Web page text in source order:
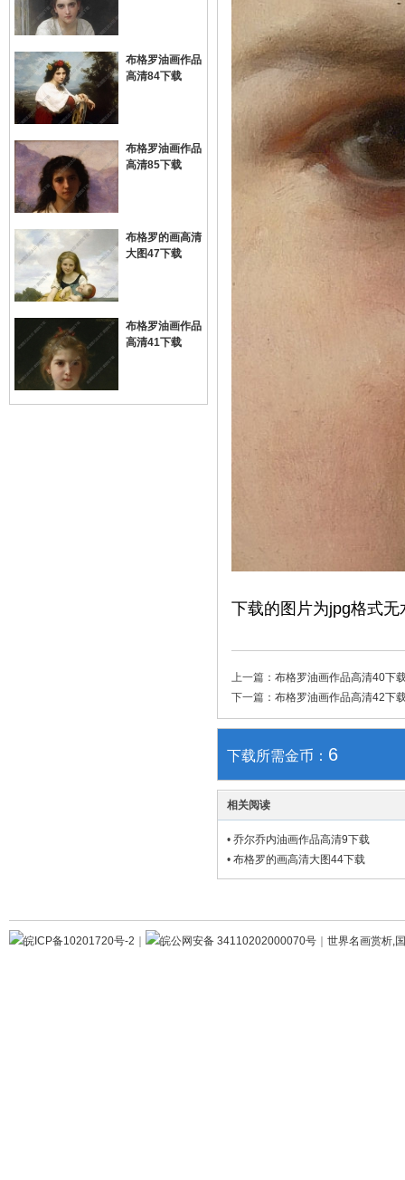
下载的图片为jpg格式
上一篇： 布格罗油画作品高清40下
下一篇： 布格罗油画作品高清42下
下载所需金币： 6
相关阅读
• 乔尔乔内油画作品高清9下载
• 布格罗的画高清大图44下载
布格罗油画作品
高清84下载
布格罗油画作品
高清85下载
布格罗的画高清
大图47下载
布格罗油画作品
高清41下载
皖ICP备10201720号-2 皖公网安备 34110202000070号 世界名画赏析,